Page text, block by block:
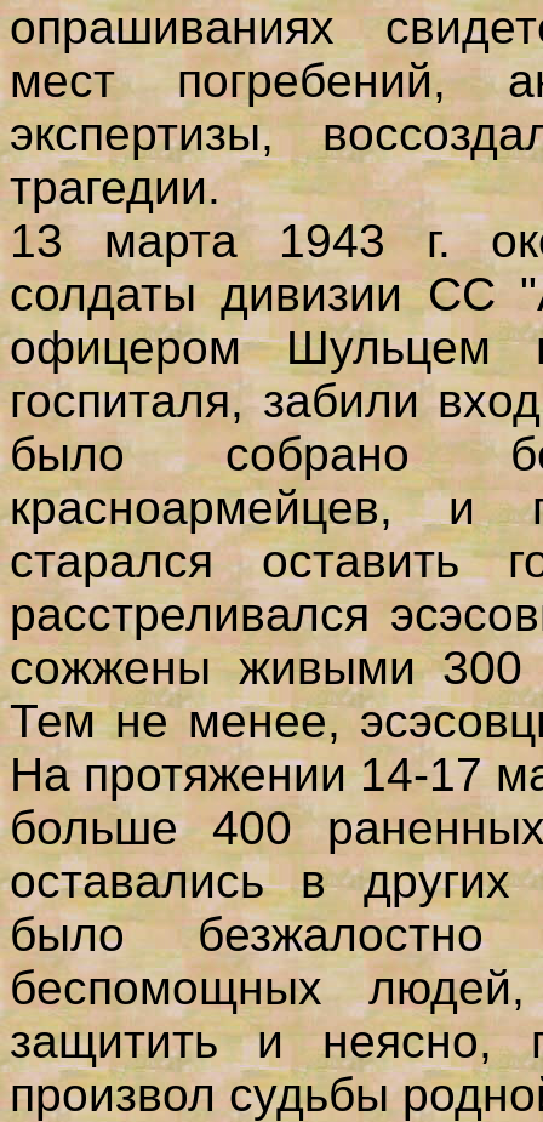
опрашиваниях
мест погребений,
экспертизы,
трагедии.
13 марта 1943 г.
солдаты дивизии СС
офицером Шульцем
госпиталя, забили
было собрано
красноармейцев, и
старался оставить
расстреливался
сожжены живыми 300
Тем не менее,
На протяжении 14-17
больше 400
оставались в других
было
беспомощных
защитить и
произвол судьбы